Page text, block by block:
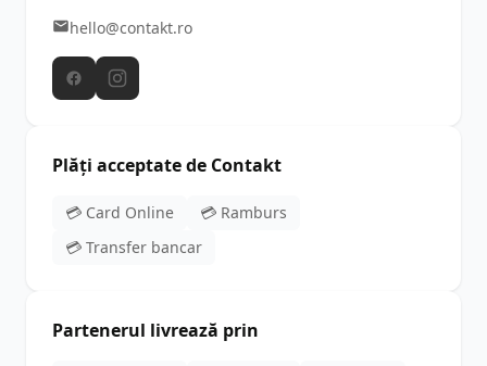
hello@contakt.ro
Plăți acceptate de Contakt
💳 Card Online
💳 Ramburs
💳 Transfer bancar
Partenerul livrează prin